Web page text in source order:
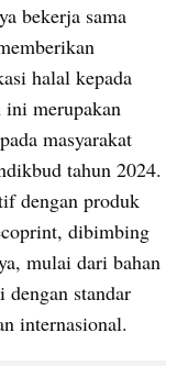
bekerja sama
halal kepada
merupakan
masyarakat
tahun 2024.
dengan produk
dibimbing
mulai dari bahan
dengan standar
internasional.